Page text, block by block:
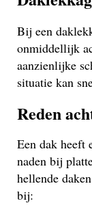
Bij een
onmiddellijk
aanzienlijke
situatie kan
Reden
Een dak heeft
naden bij
hellende
bij: